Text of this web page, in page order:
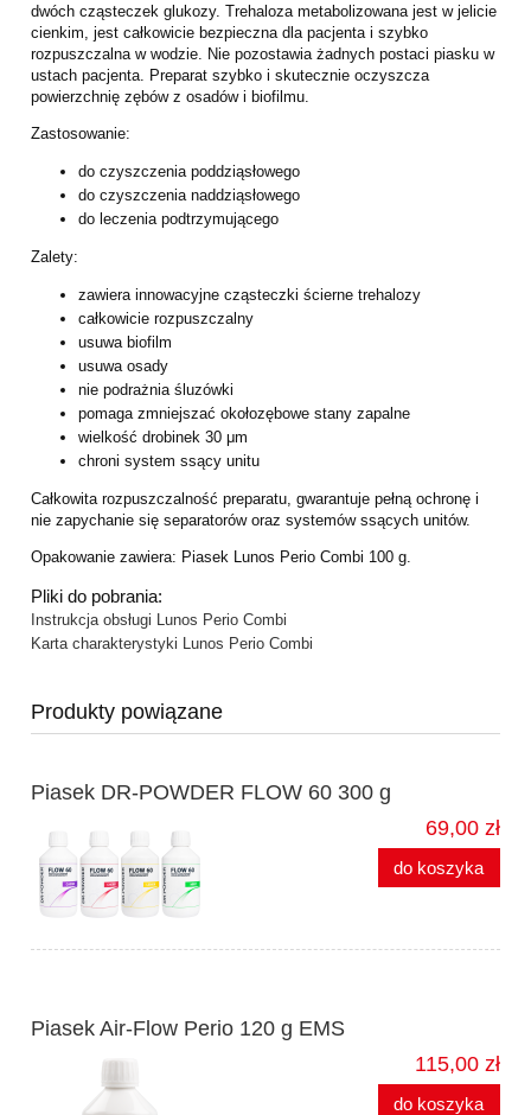
dwóch cząsteczek glukozy. Trehaloza metabolizowana jest w jelicie
cienkim, jest całkowicie bezpieczna dla pacjenta i szybko
rozpuszczalna w wodzie. Nie pozostawia żadnych postaci piasku w
ustach pacjenta. Preparat szybko i skutecznie oczyszcza
powierzchnię zębów z osadów i biofilmu.
Zastosowanie:
do czyszczenia poddziąsłowego
do czyszczenia naddziąsłowego
do leczenia podtrzymującego
Zalety:
zawiera innowacyjne cząsteczki ścierne trehalozy
całkowicie rozpuszczalny
usuwa biofilm
usuwa osady
nie podrażnia śluzówki
pomaga zmniejszać okołozębowe stany zapalne
wielkość drobinek 30 μm
chroni system ssący unitu
Całkowita rozpuszczalność preparatu, gwarantuje pełną ochronę i
nie zapychanie się separatorów oraz systemów ssących unitów.
Opakowanie zawiera: Piasek Lunos Perio Combi 100 g.
Pliki do pobrania:
Instrukcja obsługi Lunos Perio Combi
Karta charakterystyki Lunos Perio Combi
Produkty powiązane
Piasek DR-POWDER FLOW 60 300 g
69,00 zł
do koszyka
Piasek Air-Flow Perio 120 g EMS
115,00 zł
do koszyka